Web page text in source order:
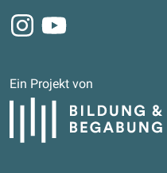
Instagram
Youtube
Ein Projekt von
Bildung und Begabung